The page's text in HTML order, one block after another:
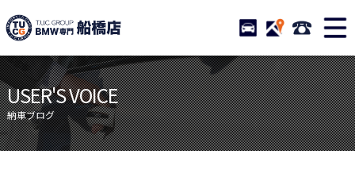
TUCグループ BMW専門 船
STOCK ACCESS 047-
ニュース
在庫リスト
目玉車両一覧
店舗紹介
保証＆サービス
アクセスマップ
USER'S VOICE
納車ブログ